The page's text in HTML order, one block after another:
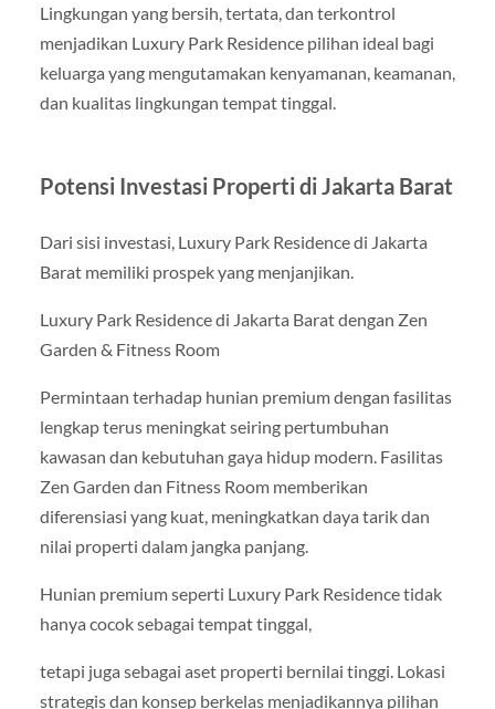
Lingkungan yang bersih, tertata, dan terkontrol
menjadikan Luxury Park Residence pilihan ideal bagi
keluarga yang mengutamakan kenyamanan, keamanan,
dan kualitas lingkungan tempat tinggal.
Potensi Investasi Properti di Jakarta Barat
Dari sisi investasi, Luxury Park Residence di Jakarta
Barat memiliki prospek yang menjanjikan.
Luxury Park Residence di Jakarta Barat dengan Zen
Garden & Fitness Room
Permintaan terhadap hunian premium dengan fasilitas
lengkap terus meningkat seiring pertumbuhan
kawasan dan kebutuhan gaya hidup modern. Fasilitas
Zen Garden dan Fitness Room memberikan
diferensiasi yang kuat, meningkatkan daya tarik dan
nilai properti dalam jangka panjang.
Hunian premium seperti Luxury Park Residence tidak
hanya cocok sebagai tempat tinggal,
tetapi juga sebagai aset properti bernilai tinggi. Lokasi
strategis dan konsep berkelas menjadikannya pilihan